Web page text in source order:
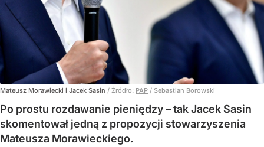
Mateusz Morawiecki i Jacek Sasin / Źródło: PAP / Sebastian Borowski
Po prostu rozdawanie pieniędzy – tak Jacek Sasin
skomentował jedną z propozycji stowarzyszenia
Mateusza Morawieckiego.